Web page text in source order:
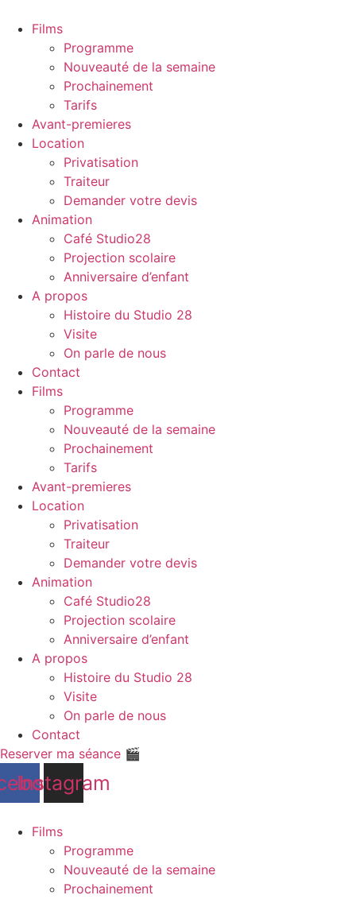
Films
Programme
Nouveauté de la semaine
Prochainement
Tarifs
Avant-premieres
Location
Privatisation
Traiteur
Demander votre devis
Animation
Café Studio28
Projection scolaire
Anniversaire d’enfant
A propos
Histoire du Studio 28
Visite
On parle de nous
Contact
Films
Programme
Nouveauté de la semaine
Prochainement
Tarifs
Avant-premieres
Location
Privatisation
Traiteur
Demander votre devis
Animation
Café Studio28
Projection scolaire
Anniversaire d’enfant
A propos
Histoire du Studio 28
Visite
On parle de nous
Contact
Reserver ma séance 🎬
Instagram
Films
Programme
Nouveauté de la semaine
Prochainement